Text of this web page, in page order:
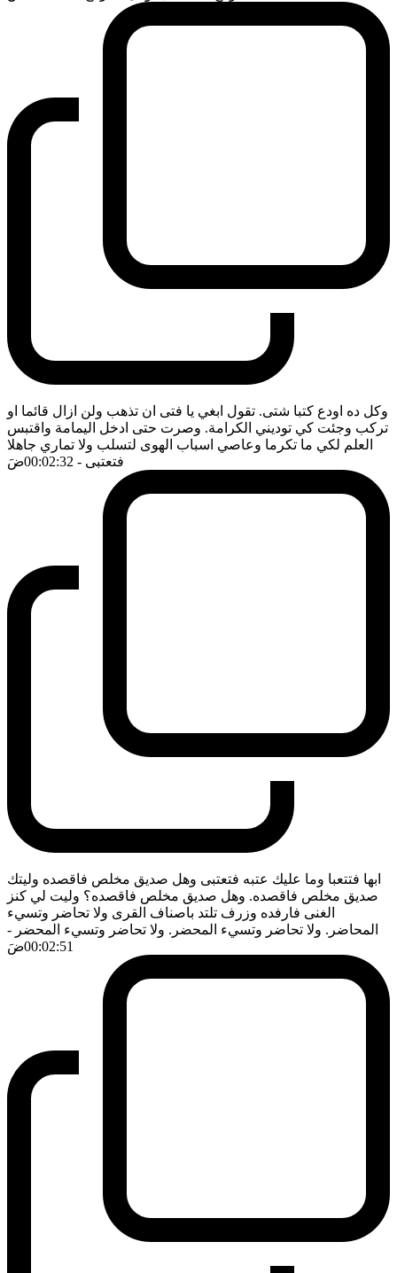
وكل ده اودع كتبا شتى. تقول ابغي يا فتى ان تذهب ولن ازال قائما او
تركب وجئت كي توديني الكرامة. وصرت حتى ادخل اليمامة واقتبس
العلم لكي ما تكرما وعاصي اسباب الهوى لتسلب ولا تماري جاهلا
فتعتبى - 00:02:32 ضَ
ابها فتتعبا وما عليك عتبه فتعتبى وهل صديق مخلص فاقصده وليتك
صديق مخلص فاقصده. وهل صديق مخلص فاقصده؟ وليت لي كنز
الغنى فارفده وزرف تلتد باصناف القرى ولا تحاضر وتسيء
المحاضر. ولا تحاضر وتسيء المحضر. ولا تحاضر وتسيء المحضر -
00:02:51ضَ